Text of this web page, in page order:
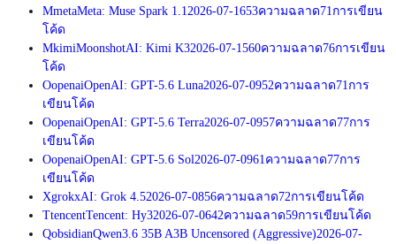
MmetaMeta: Muse Spark 1.1 2026-07-1653ความฉลาด71 การเขียน
โค้ด
MkimiMoonshotAI: Kimi K32026-07-1560ความฉลาด76การเขียน
โค้ด
OopenaiOpenAI: GPT-5.6 Luna2026-07-0952ความฉลาด71 การ
เขียนโค้ด
OopenaiOpenAI: GPT-5.6 Terra2026-07-0957ความฉลาด77การ
เขียนโค้ด
OopenaiOpenAI: GPT-5.6 Sol 2026-07-0961 ความฉลาด77การ
เขียนโค้ด
XgrokxAI: Grok 4.52026-07-0856ความฉลาด72การเขียนโค้ด
TtencentTencent: Hy32026-07-0642ความฉลาด59การเขียนโค้ด
QobsidianQwen3.6 35B A3B Uncensored (Aggressive)2026-07-